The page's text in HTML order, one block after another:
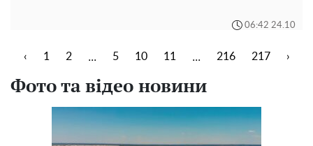
06:42 24.10
‹ 1 2 ... 5 10 11 ... 216 217 ›
Фото та відео новини